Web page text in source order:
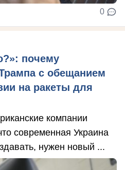
0
почему
с обещанием
на ракеты для
компании
современная Украина
нужен новый ...